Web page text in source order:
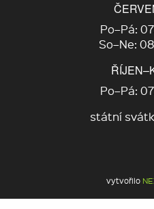
Po–Pá:
So–Ne:
Po–Pá:
státní
vytvořilo